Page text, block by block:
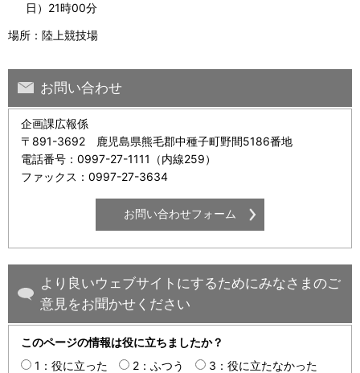
日）21時00分
場所：陸上競技場
お問い合わせ
企画課広報係
〒891-3692 鹿児島県熊毛郡中種子町野間5186番地
電話番号：0997-27-1111（内線259）
ファックス：0997-27-3634
より良いウェブサイトにするためにみなさまのご
意見をお聞かせください
このページの情報は役に立ちましたか？
1：役に立った
2：ふつう
3：役に立たなかった